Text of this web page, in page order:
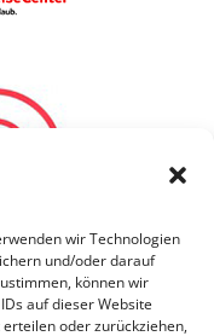
wir Technologien
und/oder darauf
können wir
auf dieser Website
oder zurückziehen,